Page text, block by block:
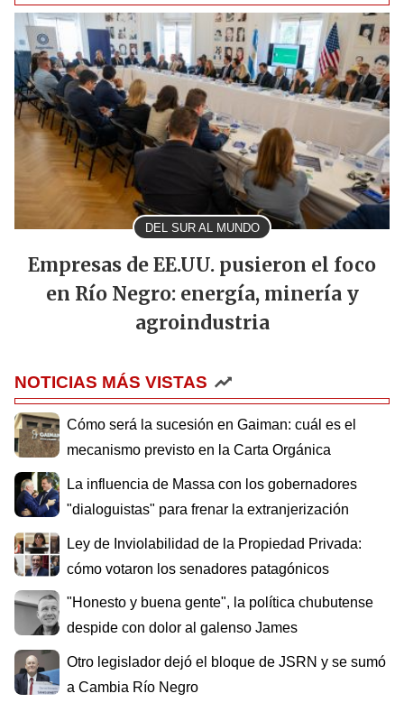
DEL SUR AL MUNDO
Empresas de EE.UU. pusieron el foco
en Río Negro: energía, minería y
agroindustria
NOTICIAS MÁS VISTAS
Cómo será la sucesión en Gaiman: cuál es el
mecanismo previsto en la Carta Orgánica
La influencia de Massa con los gobernadores
"dialoguistas" para frenar la extranjerización
Ley de Inviolabilidad de la Propiedad Privada:
cómo votaron los senadores patagónicos
"Honesto y buena gente", la política chubutense
despide con dolor al galenso James
Otro legislador dejó el bloque de JSRN y se sumó
a Cambia Río Negro